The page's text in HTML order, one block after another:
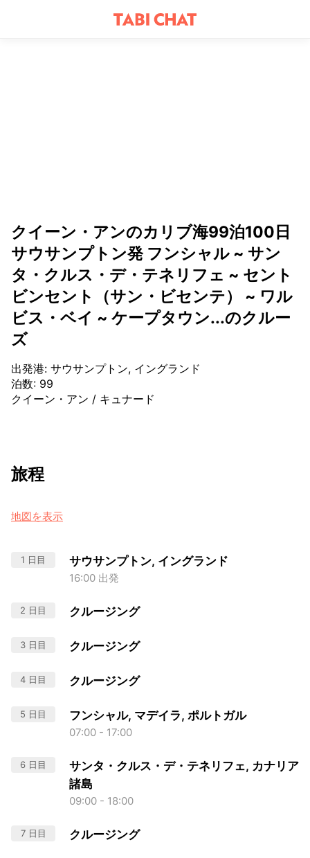
クイーン・アンのカリブ海99泊100日
サウサンプトン発 フンシャル ~ サン
タ・クルス・デ・テネリフェ ~ セント
ビンセント（サン・ビセンテ） ~ ワル
ビス・ベイ ~ ケープタウン...のクルー
ズ
出発港: サウサンプトン, イングランド
泊数: 99
クイーン・アン / キュナード
旅程
地図を表示
1 日目 サウサンプトン, イングランド
16:00 出発
2 日目 クルージング
3 日目 クルージング
4 日目 クルージング
5 日目 フンシャル, マデイラ, ポルトガル
07:00 - 17:00
6 日目
サンタ・クルス・デ・テネリフェ, カナリア
諸島
09:00 - 18:00
7 日目 クルージング